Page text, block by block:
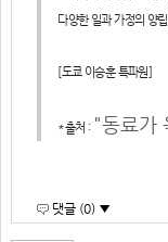
다양한 일과 가정의 양
[도쿄 이승훈 특파원]
*출처 : "동료가
댓글 (0) ▼